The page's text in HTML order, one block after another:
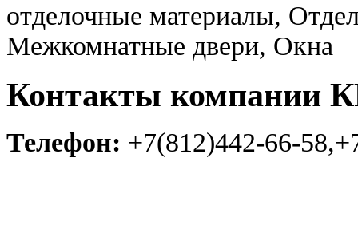
отделочные материалы,
Межкомнатные двери, Окна
Контакты
Телефон: +7(812)442-66-